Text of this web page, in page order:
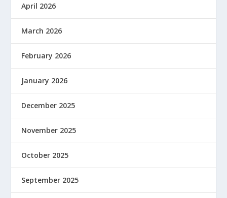
April 2026
March 2026
February 2026
January 2026
December 2025
November 2025
October 2025
September 2025